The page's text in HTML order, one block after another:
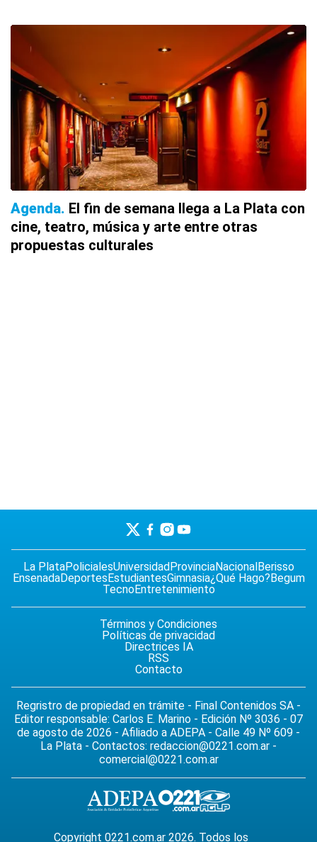
Agenda El fin de semana llega a La Plata con
cine, teatro, música y arte entre otras
propuestas culturales
La PlataPolicialesUniversidad ProvinciaNacional Berisso
EnsenadaDeportes EstudiantesGimnasia¿Qué Hago? Begum
TecnoEntretenimiento
Términos y Condiciones
Políticas de privacidad
Directrices IA
RSS
Contacto
Regristro de propiedad en trámite - Final Contenidos SA -
Editor responsable: Carlos E. Marino - Edición Nº 3036 - 07
de agosto de 2026 - Afiliado a ADEPA - Calle 49 Nº 609 -
La Plata - Contactos: redaccion@0221.com.ar -
comercial@0221.com.ar
Copyright 0221.com.ar 2026. Todos los